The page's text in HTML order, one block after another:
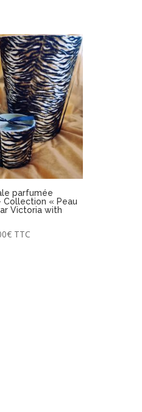
à
105,00€
parfumée
Collection « Peau
Victoria with
€Plage
TTC